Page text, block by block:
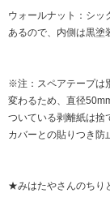
ウォールナット：シッ
あるので、内側は黒塗
※注：スペアテープは
変わるため、直径
ついている剥離紙は捨
カバーとの貼りつき防
★みはたやさんのちり